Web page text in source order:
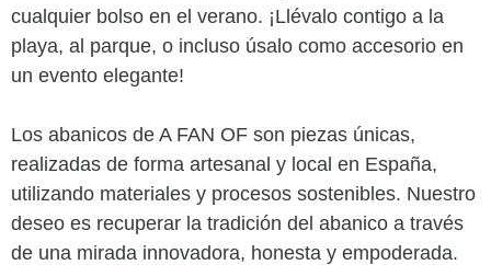
cualquier bolso en el verano. ¡Llévalo contigo a la
playa, al parque, o incluso úsalo como accesorio en
un evento elegante!
Los abanicos de A FAN OF son piezas únicas,
realizadas de forma artesanal y local en España,
utilizando materiales y procesos sostenibles. Nuestro
deseo es recuperar la tradición del abanico a través
de una mirada innovadora, honesta y empoderada.